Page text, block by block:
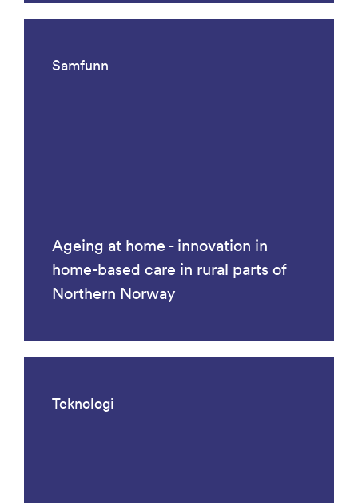
Samfunn
Ageing at home - innovation in
home-based care in rural parts of
Northern Norway
Teknologi